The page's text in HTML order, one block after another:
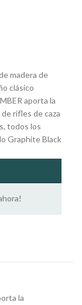
madera de
clásico
aporta la
rifles de caza
todos los
Graphite Black
la